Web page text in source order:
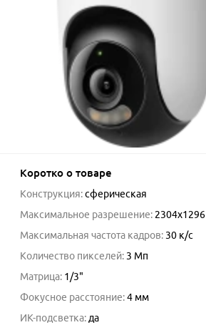
Коротко о товаре
Конструкция:сферическая
Максимальное разрешение: 2304x1296
Максимальная частота кадров: 30 к/с
Количество пикселей: 3 Мп
Матрица: 1/3"
Фокусное расстояние:4 мм
ИК-подсветка: да